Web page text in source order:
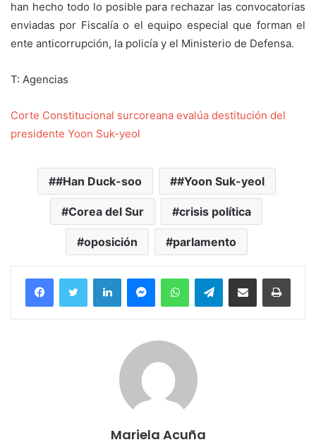
han hecho todo lo posible para rechazar las convocatorias
enviadas por Fiscalía o el equipo especial que forman el
ente anticorrupción, la policía y el Ministerio de Defensa.
T: Agencias
Corte Constitucional surcoreana evalúa destitución del
presidente Yoon Suk-yeol
#Han Duck-soo #Yoon Suk-yeol
Corea del Sur crisis política
oposición parlamento
FacebookTwitter LinkedInMessengerWhatsAppTelegramCompartir por correo electrónico
Mariela Acuña